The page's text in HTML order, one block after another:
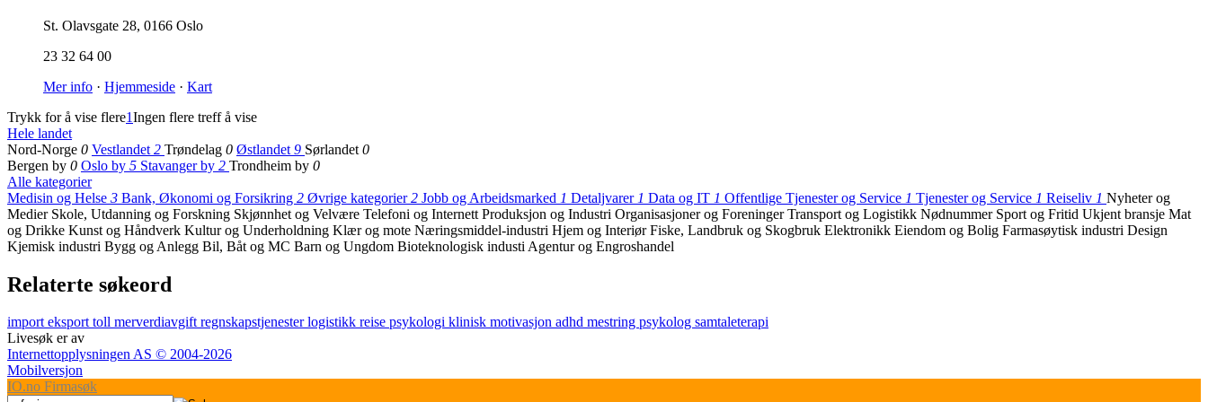
St. Olavsgate 28, 0166 Oslo
23 32 64 00
Mer info · Hjemmeside · Kart
Trykk for å vise flere1Ingen flere treff å vise
Hele landet
Nord-Norge 0 Vestlandet 2 Trøndelag 0 Østlandet 9 Sørlandet 0
Bergen by 0 Oslo by 5 Stavanger by 2 Trondheim by 0
Alle kategorier
Medisin og Helse 3 Bank, Økonomi og Forsikring 2 Øvrige kategorier2 Jobb og Arbeidsmarked 1 Detaljvarer 1 Data og IT 1 Offentlige Tjenester og Service 1 Tjenester og Service 1 Reiseliv 1 Nyheter og
Medier Skole, Utdanning og Forskning Skjønnhet og Velvære Telefoni og Internett Produksjon og Industri Organisasjoner og ForeningerTransport og Logistikk Nødnummer Sport og Fritid Ukjent bransje Mat
og Drikke Kunst og Håndverk Kultur og Underholdning Klær og mote Næringsmiddel-industri Hjem og InteriørFiske, Landbruk og Skogbruk Elektronikk Eiendom og Bolig Farmasøytisk industri Design
Kjemisk industri Bygg og Anlegg Bil, Båt og MC Barn og Ungdom Bioteknologisk industi Agentur og Engroshandel
Relaterte søkeord
importeksporttoll merverdiavgiftregnskapstjenesterlogistikk reise psykologi klinisk motivasjon adhd mestring psykolog samtaleterapi
Livesøk er av
Internettopplysningen AS © 2004-2026
Mobilversjon
IO.no Firmasøk